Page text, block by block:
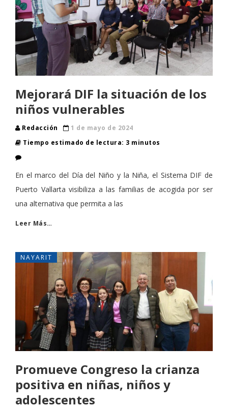
Mejorará DIF la situación de los
niños vulnerables
Redacción
1 de mayo de 2024
Tiempo estimado de lectura: 3 minutos
En el marco del Día del Niño y la Niña, el Sistema DIF de
Puerto Vallarta visibiliza a las familias de acogida por ser
una alternativa que permita a las
Leer Más…
NAYARIT
Promueve Congreso la crianza
positiva en niñas, niños y
adolescentes